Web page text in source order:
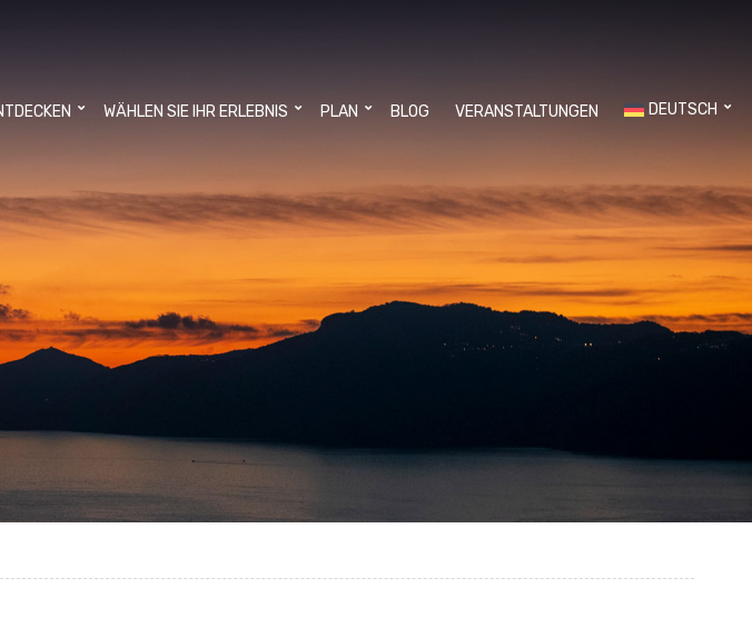
WÄHLEN SIE IHR ERLEBNIS PLAN BLOG VERANSTALTUNGEN DEUTSCH